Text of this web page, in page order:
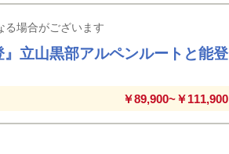
場合がございます
』立山黒部アルペンルートと能登
￥89,900~￥111,900